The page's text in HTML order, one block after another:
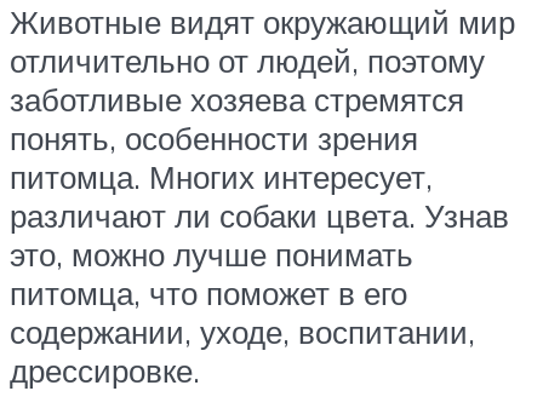
Животные видят окружающий мир
отличительно от людей, поэтому
заботливые хозяева стремятся
понять, особенности зрения
питомца. Многих интересует,
различают ли собаки цвета. Узнав
это, можно лучше понимать
питомца, что поможет в его
содержании, уходе, воспитании,
дрессировке.